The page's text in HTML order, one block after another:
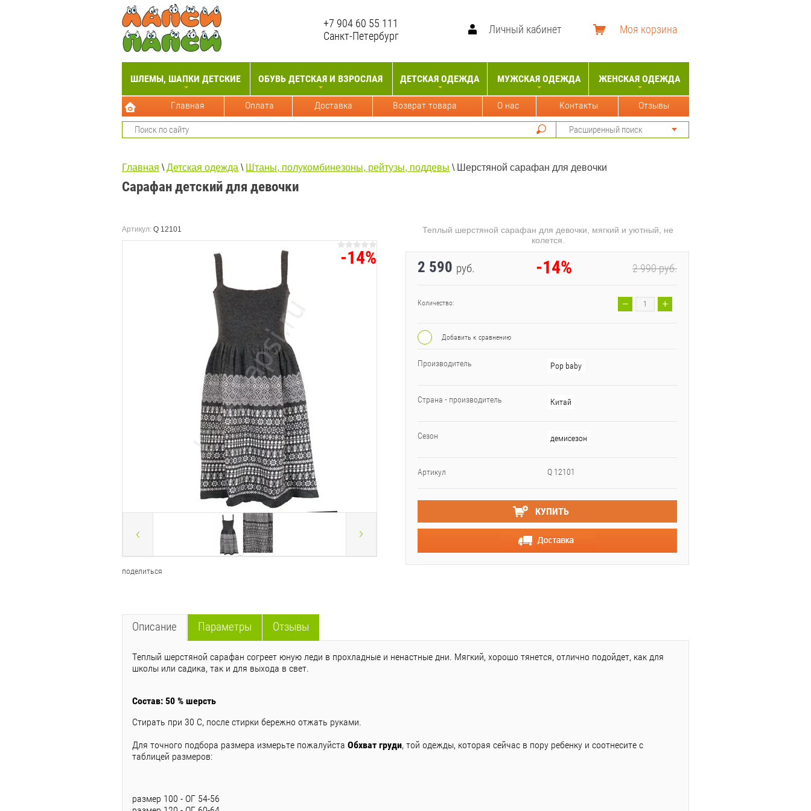
+7 904 60 55 111
Санкт-Петербург
Личный кабинет Моя корзина
ШЛЕМЫ, ШАПКИ ДЕТСКИЕ ОБУВЬ ДЕТСКАЯ И ВЗРОСЛАЯ ДЕТСКАЯ ОДЕЖДА МУЖСКАЯ ОДЕЖДА ЖЕНСКАЯ ОДЕЖДА
Главная Оплата Доставка Возврат товара О нас Контакты Отзывы
Расширенный поиск
Главная \ Детская одежда \ Штаны, полукомбинезоны, рейтузы, поддевы \ Шерстяной сарафан для девочки
Сарафан детский для девочки
Артикул: Q 12101
Теплый шерстяной сарафан для девочки, мягкий и уютный, не
колется.
2 590 руб. -14% 2 990руб.
Количество: − +
Добавить к сравнению
Производитель Pop baby
Страна - производитель Китай
Сезон демисезон
Артикул Q 12101
КУПИТЬ
-14%
поделиться
Описание Параметры Отзывы
Теплый шерстяной сарафан согреет юную леди в прохладные и ненастные дни. Мягкий, хорошо тянется, отлично подойдет, как для
школы или садика, так и для выхода в свет.
Состав: 50 % шерсть
Стирать при 30 С, после стирки бережно отжать руками.
Для точного подбора размера измерьте пожалуйста Обхват груди, той одежды, которая сейчас в пору ребенку и соотнесите с
таблицей размеров:
размер 100 - ОГ 54-56